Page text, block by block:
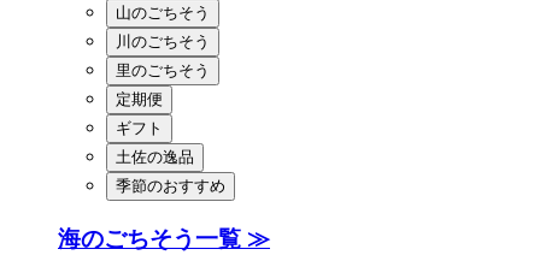
山のごちそう
川のごちそう
里のごちそう
定期便
ギフト
土佐の逸品
季節のおすすめ
海のごちそう一覧 ≫